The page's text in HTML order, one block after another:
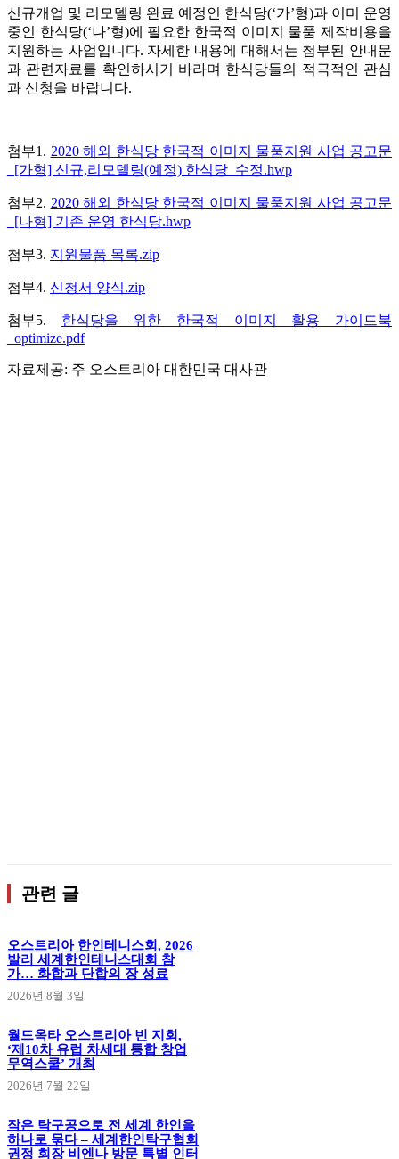
신규개업 및 리모델링 완료 예정인 한식당(‘가’형)과 이미 운영
중인 한식당(‘나’형)에 필요한 한국적 이미지 물품 제작비용을
지원하는 사업입니다. 자세한 내용에 대해서는 첨부된 안내문
과 관련자료를 확인하시기 바라며 한식당들의 적극적인 관심
과 신청을 바랍니다.
​첨부1. 2020 해외 한식당 한국적 이미지 물품지원 사업 공고문
_[가형] 신규,리모델링(예정) 한식당_수정.hwp
첨부2. 2020 해외 한식당 한국적 이미지 물품지원 사업 공고문
_[나형] 기존 운영 한식당.hwp
첨부3. 지원물품 목록.zip
첨부4. 신청서 양식.zip
첨부5. 한식당을 위한 한국적 이미지 활용 가이드북
_optimize.pdf
자료제공: 주 오스트리아 대한민국 대사관
관련 글
오스트리아 한인테니스회, 2026
발리 세계한인테니스대회 참
가… 화합과 단합의 장 성료
2026년 8월 3일
월드옥타 오스트리아 빈 지회,
‘제10차 유럽 차세대 통합 창업
무역스쿨’ 개최
2026년 7월 22일
작은 탁구공으로 전 세계 한인을
하나로 묶다 – 세계한인탁구협회
권정 회장 비엔나 방문 특별 인터